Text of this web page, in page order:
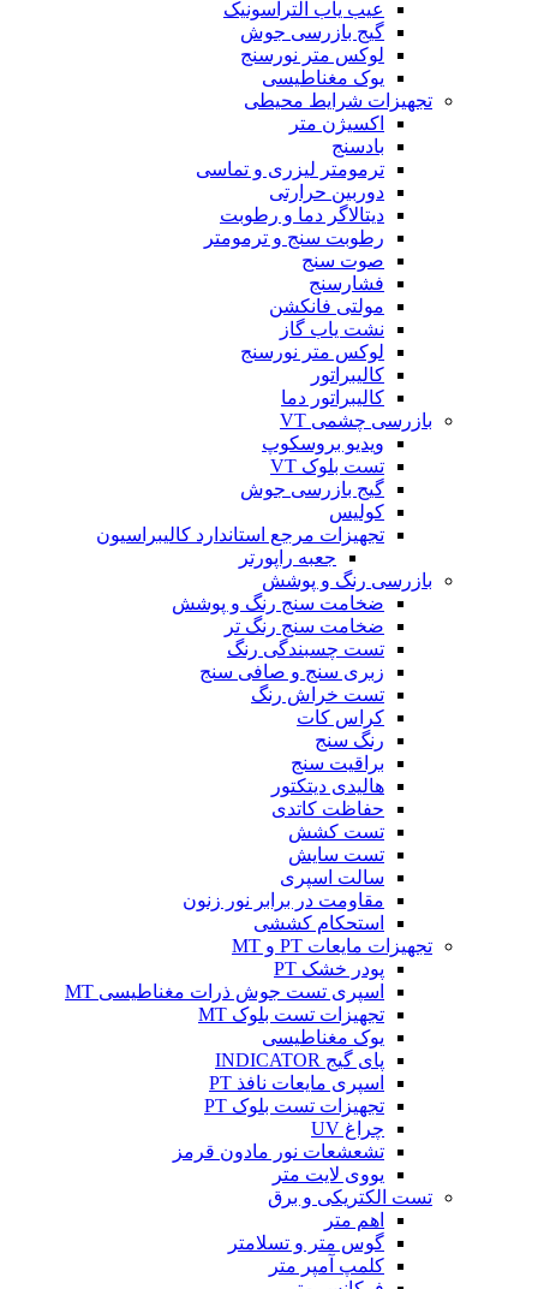
عیب یاب التراسونیک
گیج بازرسی جوش
لوکس متر نورسنج
یوک مغناطیسی
تجهیزات شرایط محیطی
اکسیژن متر
بادسنج
ترمومتر لیزری و تماسی
دوربین حرارتی
دیتالاگر دما و رطوبت
رطوبت سنج و ترمومتر
صوت سنج
فشارسنج
مولتی فانکشن
نشت یاب گاز
لوکس متر نورسنج
کالیبراتور
کالیبراتور دما
بازرسی چشمی VT
ویدیو بروسکوپ
تست بلوک VT
گیج بازرسی جوش
کولیس
تجهیزات مرجع استاندارد کالیبراسیون
جعبه راپورتر
بازرسی رنگ و پوشش
ضخامت سنج رنگ و پوشش
ضخامت سنج رنگ تر
تست چسبندگی رنگ
زبری سنج و صافی سنج
تست خراش رنگ
کراس کات
رنگ سنج
براقیت سنج
هالیدی دیتکتور
حفاظت کاتدی
تست کشش
تست سایش
سالت اسپری
مقاومت در برابر نور زنون
استحکام کششی
تجهیزات مایعات PT و MT
پودر خشک PT
اسپری تست جوش ذرات مغناطیسی MT
تجهیزات تست بلوک MT
یوک مغناطیسی
پای گیج INDICATOR
اسپری مایعات نافذ PT
تجهیزات تست بلوک PT
چراغ UV
تشعشعات نور مادون قرمز
یووی لایت متر
تست الکتریکی و برق
اهم متر
گوس متر و تسلامتر
کلمپ آمپر متر